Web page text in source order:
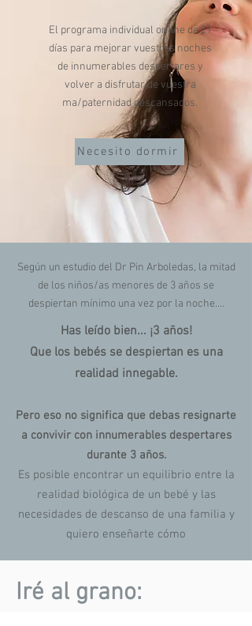
El programa individual online de 21
días para mejorar vuestras noches
de innumerables despertares y
volver a disfrutar de vuestra
ma/paternidad descansados.
Necesito dormir
Según un estudio del Dr Pin Arboledas, la mitad
de los niños/as menores de 3 años se
despiertan mínimo una vez por la noche....
Has leído bien... ¡3 años!
Que los bebés se despiertan es una
realidad innegable.
Pero eso no significa que debas resignarte
a convivir con innumerables despertares
durante 3 años.
Es posible encontrar un equilibrio entre la
realidad biológica de un bebé y las
necesidades de descanso de una familia y
quiero enseñarte cómo
Iré al grano: